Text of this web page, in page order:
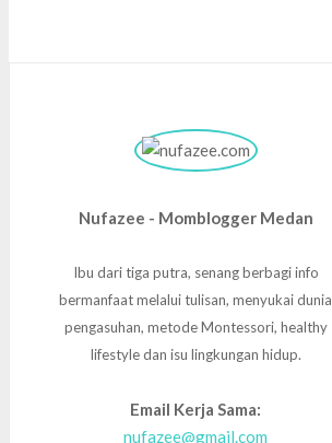
Nufazee - Momblogger Medan
Ibu dari tiga putra, senang berbagi info
bermanfaat melalui tulisan, menyukai dunia
pengasuhan, metode Montessori, healthy
lifestyle dan isu lingkungan hidup.
Email Kerja Sama:
nufazee@gmail.com